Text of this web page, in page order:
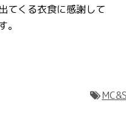
てくる衣食に感謝して
。